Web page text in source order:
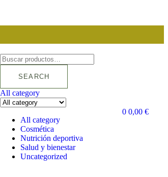
SEARCH
All category
All category
Cosmética
Nutrición deportiva
Salud y bienestar
Uncategorized
0 0,00 €